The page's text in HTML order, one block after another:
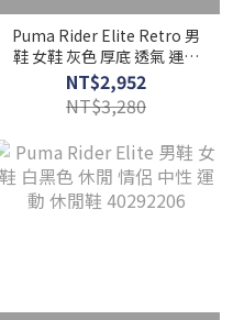
Puma Rider Elite Retro 男
鞋 女鞋 灰色 厚底 透氣 運動
休閒鞋 40461701
NT$2,952
NT$3,280